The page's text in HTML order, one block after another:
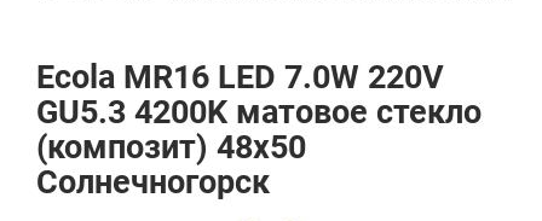
Ecola MR16 LED 7.0W 220V
GU5.3 4200K матовое стекло
(композит) 48x50
Солнечногорск